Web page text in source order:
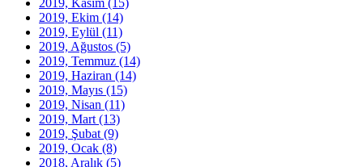
2019, Ekim (14)
2019, Eylül (11)
2019, Ağustos (5)
2019, Temmuz (14)
2019, Haziran (14)
2019, Mayıs (15)
2019, Nisan (11)
2019, Mart (13)
2019, Şubat (9)
2019, Ocak (8)
2018, Aralık (5)